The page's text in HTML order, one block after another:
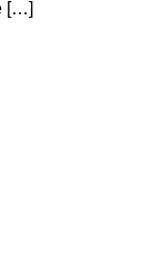
[…]